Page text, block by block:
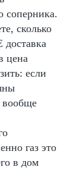
соперника.
сколько
цена
если
вообще
газ это
в дом